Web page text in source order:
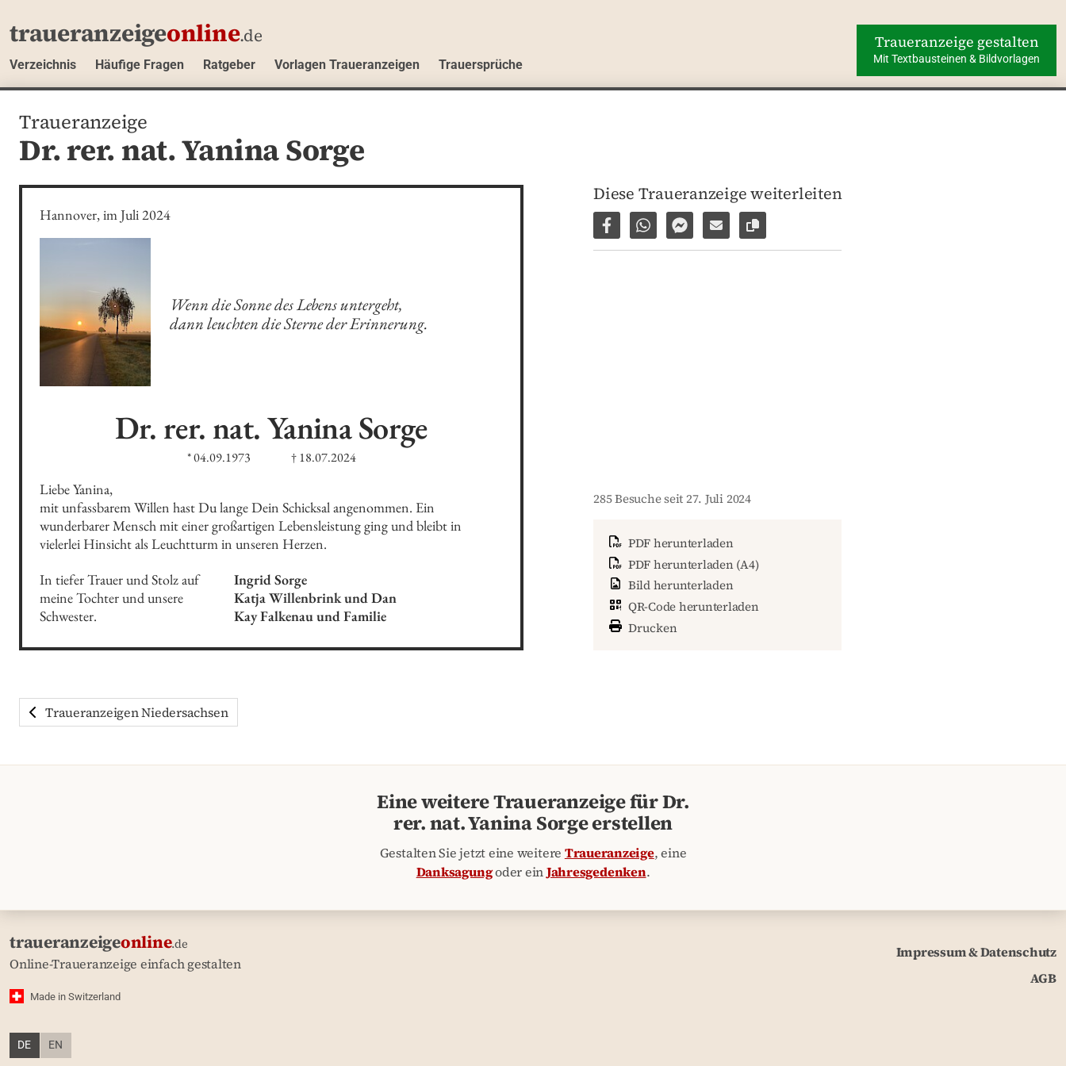
traueranzeigeonline.de
Verzeichnis Häufige Fragen Ratgeber Vorlagen Traueranzeigen Trauersprüche
Traueranzeige gestalten
Mit Textbausteinen & Bildvorlagen
Traueranzeige
Dr. rer. nat. Yanina Sorge
Hannover, im Juli 2024
Wenn die Sonne des Lebens untergeht,
dann leuchten die Sterne der Erinnerung.
Dr. rer. nat. YaninaSorge
* 04.09.1973 † 18.07.2024
Liebe Yanina,
mit unfassbarem Willen hast Du lange Dein Schicksal angenommen. Ein
wunderbarer Mensch mit einer großartigen Lebensleistung ging und bleibt in
vielerlei Hinsicht als Leuchtturm in unseren Herzen.
In tiefer Trauer und Stolz auf
meine Tochter und unsere
Schwester.
Ingrid Sorge
Katja Willenbrink und Dan
Kay Falkenau und Familie
Diese Traueranzeige weiterleiten
Auf Facebook teilen
Per WhatsApp weiterleiten
Per Facebook Messenger weiterleiten
Per E-Mail versenden
Link zur Seite kopieren
285 Besuche seit 27. Juli 2024
PDF herunterladen
PDF herunterladen (A4)
Bild herunterladen
QR-Code herunterladen
Drucken
Traueranzeigen Niedersachsen
Eine weitere Traueranzeige für Dr.
rer. nat. Yanina Sorge erstellen
Gestalten Sie jetzt eine weitere Traueranzeige, eine
Danksagungoder einJahresgedenken.
traueranzeigeonline.de
Online-Traueranzeige einfach gestalten
Made in Switzerland
DE EN
Impressum & Datenschutz
AGB